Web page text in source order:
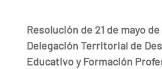
Resolución de 21 de mayo
Delegación Territorial de
Educativo y Formación